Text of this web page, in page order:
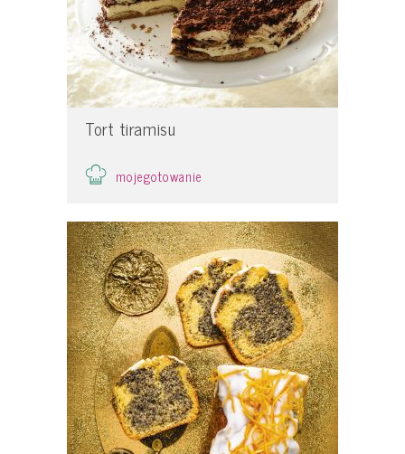
Tort tiramisu
mojegotowanie